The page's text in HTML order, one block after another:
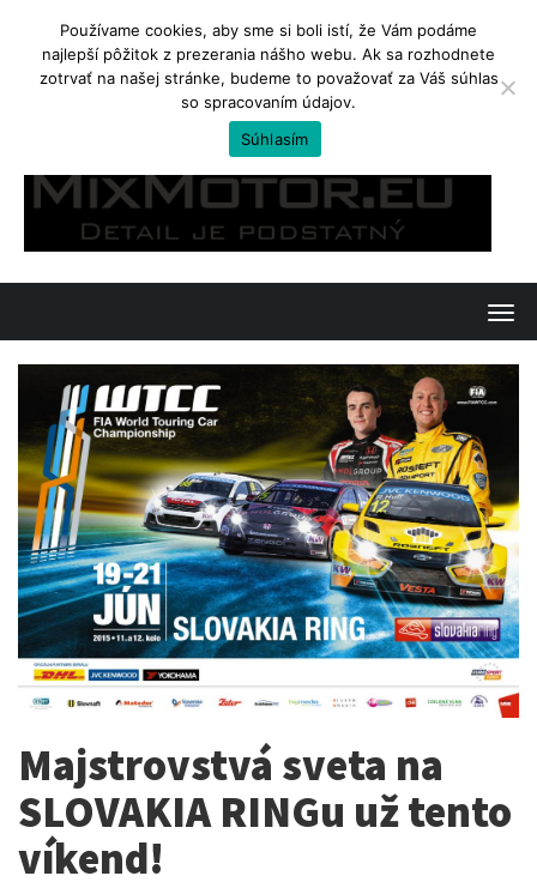
TRENDING
Yamaha Tenere 700. Ostré enduro na cestovanie
content
T
o
l
e
n
a
v
i
g
t
i
Majstrovstvá sveta na
SLOVAKIA RINGu už tento
víkend!
Používame cookies, aby sme si boli istí, že Vám podáme
najlepší pôžitok z prezerania nášho webu. Ak sa rozhodnete
zotrvať na našej stránke, budeme to považovať za Váš súhlas
so spracovaním údajov.
Súhlasím